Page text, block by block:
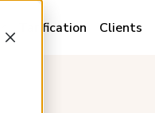
Tarification Clients